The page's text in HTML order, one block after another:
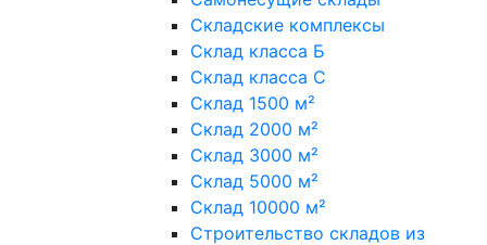
Складские комплексы
Склад класса Б
Склад класса С
Склад 1500 м²
Склад 2000 м²
Склад 3000 м²
Склад 5000 м²
Склад 10000 м²
Строительство складов из